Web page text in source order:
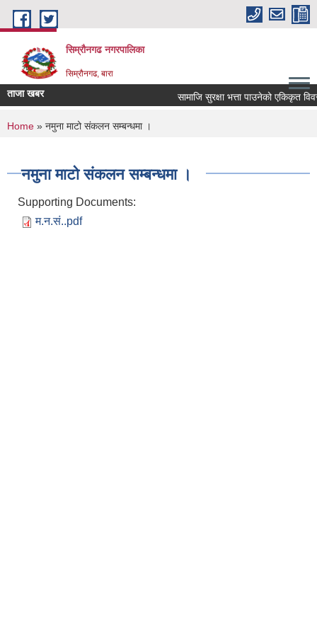
Skip to main content
सिम्रौनगढ नगरपालिका
सिम्रौनगढ, बारा
ताजा खबर सामाजि सुरक्षा भत्ता पाउनेको एकिकृत
You are here
Home » नमुना माटो संकलन सम्बन्धमा ।
नमुना माटो संकलन सम्बन्धमा ।
Supporting Documents:
म.न.सं..pdf